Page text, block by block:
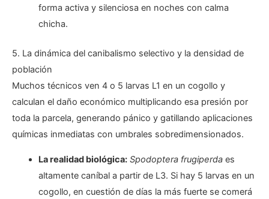
forma activa y silenciosa en noches con calma
chicha.
5. La dinámica del canibalismo selectivo y la densidad de
población
Muchos técnicos ven 4 o 5 larvas L1 en un cogollo y
calculan el daño económico multiplicando esa presión por
toda la parcela, generando pánico y gatillando aplicaciones
químicas inmediatas con umbrales sobredimensionados.
La realidad biológica: Spodoptera frugiperdaes
altamente caníbal a partir de L3. Si hay 5 larvas en un
cogollo, en cuestión de días la más fuerte se comerá